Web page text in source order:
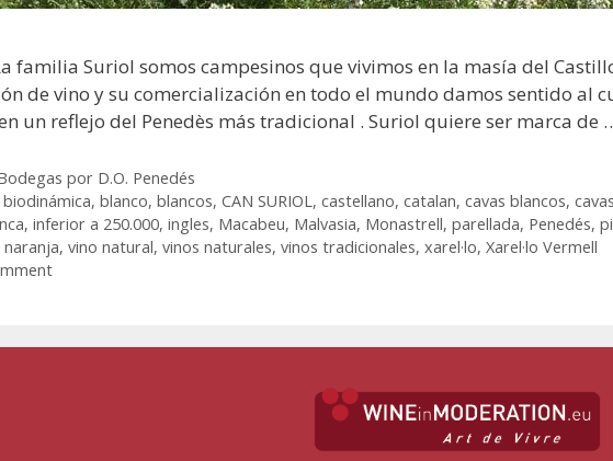
familia Suriol somos campesinos que vivimos en la masía del
de vino y su comercialización en todo el mundo damos sentido al
un reflejo del Penedès más tradicional . Suriol quiere ser marca de
por D.O. Penedés
biodinámica, blanco, blancos, CAN SURIOL, castellano, catalan, cavas blancos,
, inferior a 250.000, ingles, Macabeu, Malvasia, Monastrell, parellada, Penedés,
naranja, vino natural, vinos naturales, vinos tradicionales, xarel·lo, Xarel·lo Vermell